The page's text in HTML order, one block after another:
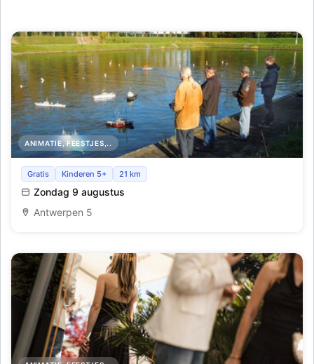
ANIMATIE, FEESTJES,..
Wedstrijd voor stoomaaangedreven en radiobestuurde
modelschepen
Gratis Kinderen 5+ 21 km
Zondag 9 augustus
Antwerpen 5